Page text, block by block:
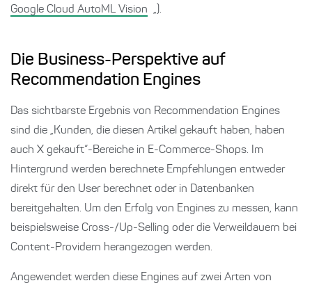
Google Cloud AutoML Vision
„).
Die Business-Perspektive auf
Recommendation Engines
Das sichtbarste Ergebnis von Recommendation Engines
sind die „Kunden, die diesen Artikel gekauft haben, haben
auch X gekauft“-Bereiche in E-Commerce-Shops. Im
Hintergrund werden berechnete Empfehlungen entweder
direkt für den User berechnet oder in Datenbanken
bereitgehalten. Um den Erfolg von Engines zu messen, kann
beispielsweise Cross-/Up-Selling oder die Verweildauern bei
Content-Providern herangezogen werden.
Angewendet werden diese Engines auf zwei Arten von